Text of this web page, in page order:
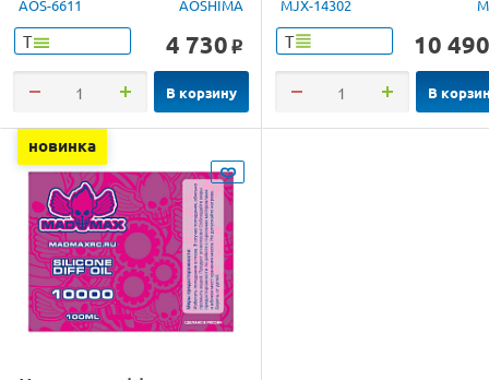
AOS-6611 AOSHIMA
Т 4 730 o
В корзину
MJX-14302
Т 10 490
В
новинка